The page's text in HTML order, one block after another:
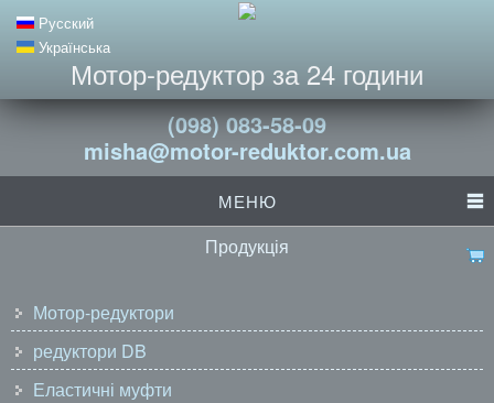
Русский
Українська
Мотор-редуктор за 24 години
(098) 083-58-09
misha@motor-reduktor.com.ua
МЕНЮ
Продукція
Мотор-редуктори
редуктори DB
Еластичні муфти